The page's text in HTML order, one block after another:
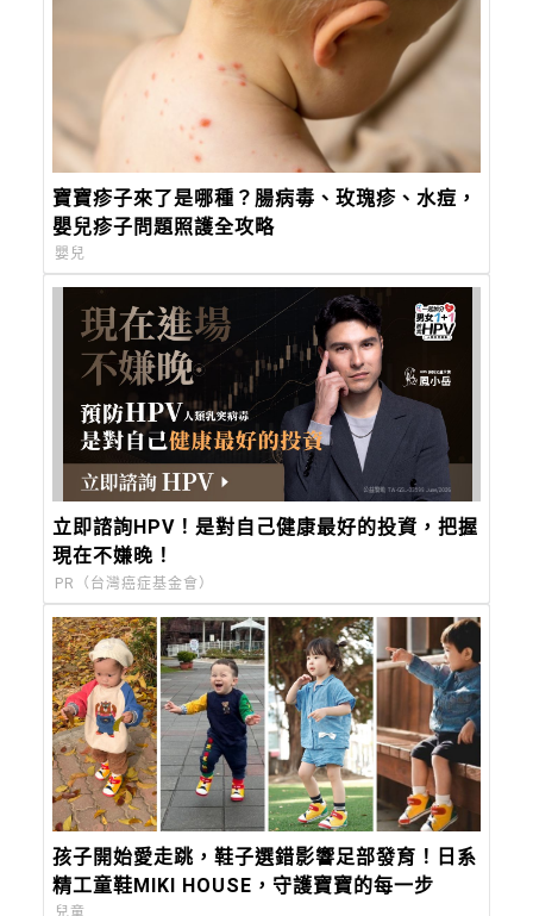
寶寶疹子來了是哪種？腸病毒、玫瑰疹、水痘，
嬰兒疹子問題照護全攻略
嬰兒
立即諮詢HPV！是對自己健康最好的投資，把握
現在不嫌晚！
PR（台灣癌症基金會）
孩子開始愛走跳，鞋子選錯影響足部發育！日系
精工童鞋MIKI HOUSE，守護寶寶的每一步